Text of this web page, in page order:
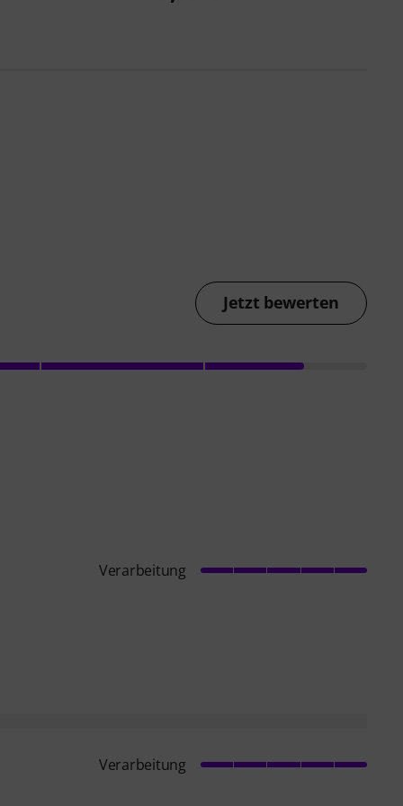
Jetzt bewerten
Verarbeitung
Verarbeitung